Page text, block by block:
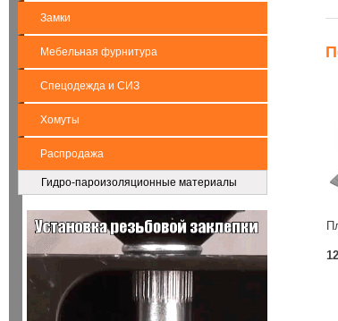
Замки
Мебельная фурнитура
Спецодежда и СИЗ
Хомуты
Распродажа
Гидро-пароизоляционные материалы